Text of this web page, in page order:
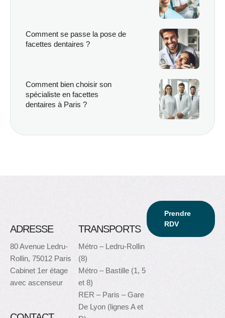
Comment se passe la pose de
facettes dentaires ?
Comment bien choisir son
spécialiste en facettes
dentaires à Paris ?
ADRESSE
80 Avenue Ledru-
Rollin, 75012 Paris
Cabinet 1er étage
avec ascenseur
TRANSPORTS
Métro – Ledru-Rollin
(8)
Métro – Bastille (1, 5
et 8)
RER – Paris – Gare
De Lyon (lignes A et
Prendre
RDV